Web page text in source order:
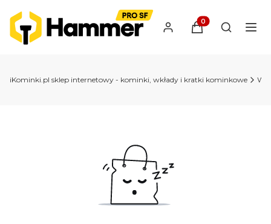
Produkty w
Otwórz
iKominki.pl sklep internetowy - kominki, wkłady i kratki kominkowe